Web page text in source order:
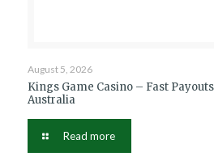
August 5, 2026
Kings Game Casino – Fast
Australia
Read more